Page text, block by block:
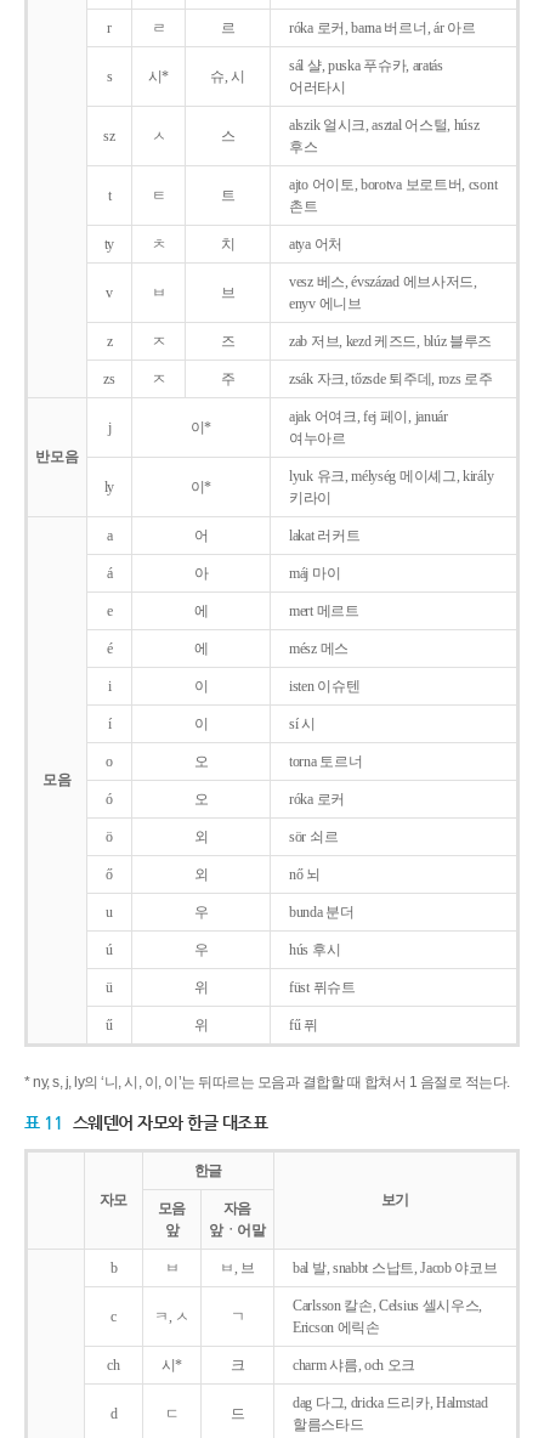
r ㄹ 르 róka 로커, barna 버르너, ár 아르
s 시* 슈, 시
sál 샬, puska 푸슈카, aratás
어러타시
sz ㅅ 스
alszik 얼시크, asztal 어스털, húsz
후스
t ㅌ 트
ajto 어이토, borotva 보로트버, csont
촌트
ty ㅊ 치 atya 어처
v ㅂ 브
vesz 베스, évszázad 에브사저드,
enyv 에니브
z ㅈ 즈 zab 저브, kezd 케즈드, blúz 블루즈
zs ㅈ 주 zsák 자크, tőzsde 퇴주데, rozs 로주
반모음
j 이*
ajak 어여크, fej 페이, január
여누아르
ly 이*
lyuk 유크, mélység 메이셰그, király
키라이
모음
a 어 lakat 러커트
á 아 máj 마이
e 에 mert 메르트
é 에 mész 메스
i 이 isten 이슈텐
í 이 sí 시
o 오 torna 토르너
ó 오 róka 로커
ö 외 sör 쇠르
ő 외 nő 뇌
u 우 bunda 분더
ú 우 hús 후시
ü 위 füst 퓌슈트
ű 위 fű 퓌
* ny, s, j, ly의 ‘니, 시, 이, 이’는 뒤따르는 모음과 결합할 때 합쳐서 1 음절로 적는다.
표 11 스웨덴어 자모와 한글 대조표
자모
한글
보기
모음
앞
자음
앞ㆍ어말
b ㅂ ㅂ, 브 bal 발, snabbt 스납트, Jacob 야코브
c ㅋ, ㅅ ㄱ
Carlsson 칼손, Celsius 셀시우스,
Ericson 에릭손
ch 시* 크 charm 샤름, och 오크
d ㄷ 드
dag 다그, dricka 드리카, Halmstad
할름스타드